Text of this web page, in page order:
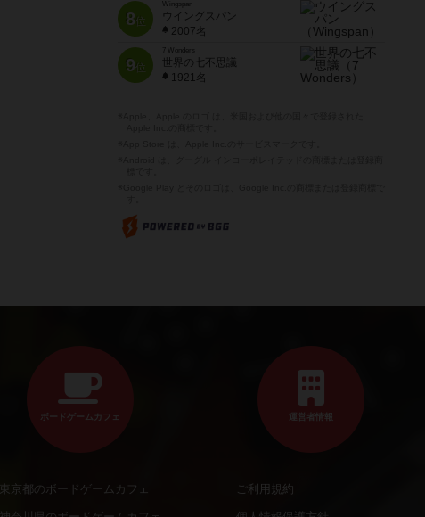
8位
Wingspan
ウイングスパン
2007名
9位
7 Wonders
世界の七不思議
1921名
ボードゲームカフェ
東京都のボードゲームカフェ
運営者情報
ご利用規約